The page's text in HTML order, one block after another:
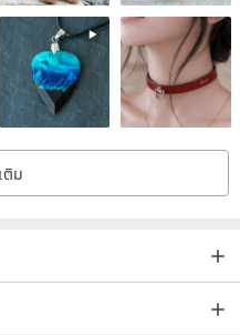
this piece makes.
adds to the asymmetrical
asymmetrical front pocket that
The full construction is
chill. The buttons,
bear a one-of-a-kind pattern,
ติม